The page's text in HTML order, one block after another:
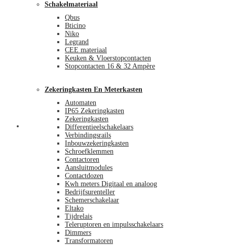
Schakelmateriaal
Qbus
Bticino
Niko
Legrand
CEE materiaal
Keuken & Vloerstopcontacten
Stopcontacten 16 & 32 Ampère
Zekeringkasten En Meterkasten
Automaten
IP65 Zekeringkasten
Zekeringkasten
Differentieelschakelaars
Verbindingsrails
Inbouwzekeringkasten
Schroefklemmen
Contactoren
Aansluitmodules
Contactdozen
Kwh meters Digitaal en analoog
Bedrijfsurenteller
Schemerschakelaar
Eltako
Tijdrelais
Teleruptoren en impulsschakelaars
Dimmers
Transformatoren